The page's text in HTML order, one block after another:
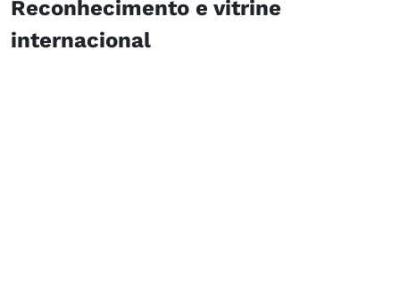
Reconhecimento e vitrine
internacional